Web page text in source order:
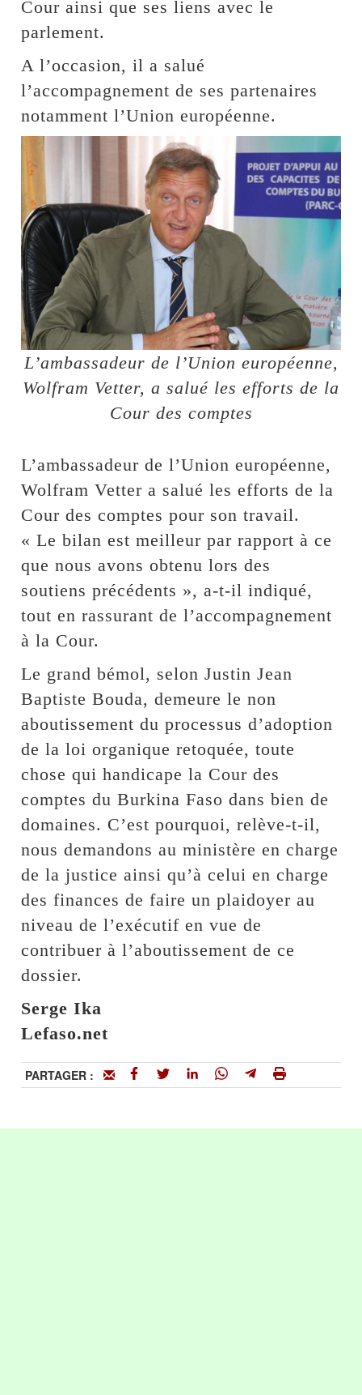
Cour ainsi que ses liens avec le
parlement.
A l’occasion, il a salué
l’accompagnement de ses partenaires
notamment l’Union européenne.
L’ambassadeur de l’Union européenne,
Wolfram Vetter, a salué les efforts de la
Cour des comptes
L’ambassadeur de l’Union européenne,
Wolfram Vetter a salué les efforts de la
Cour des comptes pour son travail.
« Le bilan est meilleur par rapport à ce
que nous avons obtenu lors des
soutiens précédents », a-t-il indiqué,
tout en rassurant de l’accompagnement
à la Cour.
Le grand bémol, selon Justin Jean
Baptiste Bouda, demeure le non
aboutissement du processus d’adoption
de la loi organique retoquée, toute
chose qui handicape la Cour des
comptes du Burkina Faso dans bien de
domaines. C’est pourquoi, relève-t-il,
nous demandons au ministère en charge
de la justice ainsi qu’à celui en charge
des finances de faire un plaidoyer au
niveau de l’exécutif en vue de
contribuer à l’aboutissement de ce
dossier.
Serge Ika
Lefaso.net
PARTAGER :